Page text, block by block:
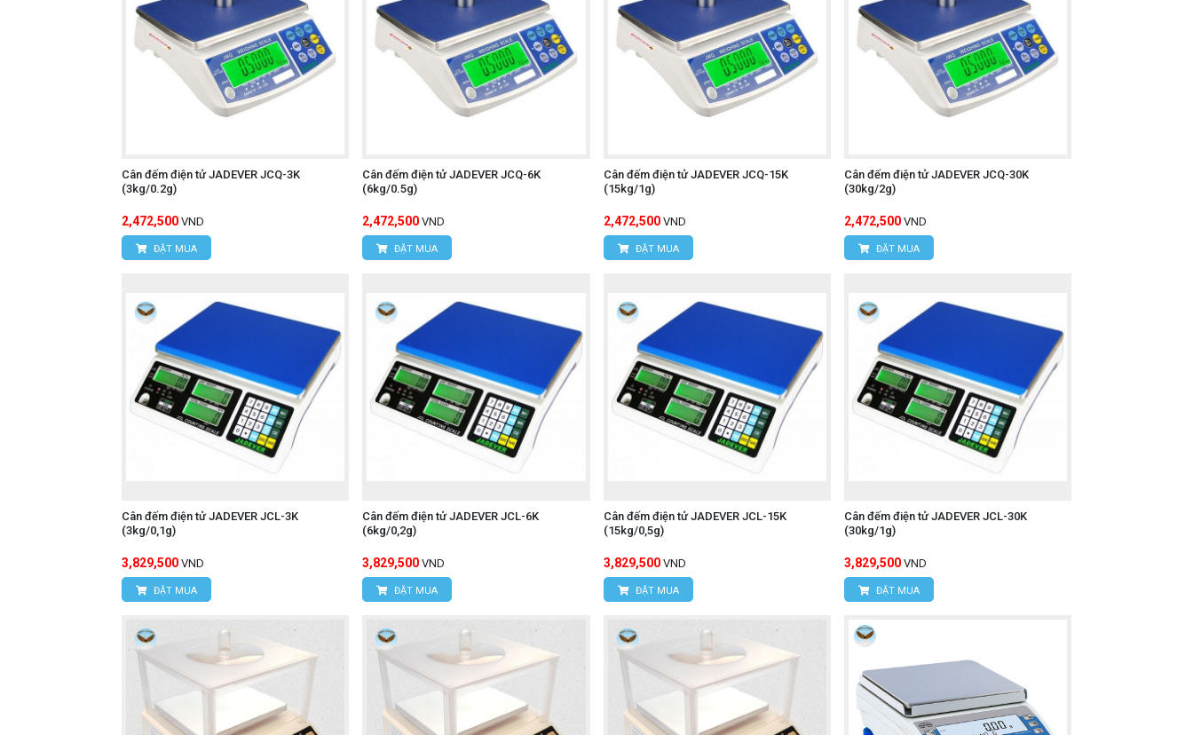
Cân đếm điện tử JADEVER JCQ-3K
(3kg/0.2g)
2,472,500 VND
ĐẶT MUA
Cân đếm điện tử JADEVER JCQ-6K
(6kg/0.5g)
2,472,500 VND
ĐẶT MUA
Cân đếm điện tử JADEVER JCQ-15K
(15kg/1g)
2,472,500 VND
ĐẶT MUA
Cân đếm điện tử JADEVER JCQ-30K
(30kg/2g)
2,472,500 VND
ĐẶT MUA
Cân đếm điện tử JADEVER JCL-3K
(3kg/0,1g)
3,829,500 VND
ĐẶT MUA
Cân đếm điện tử JADEVER JCL-6K
(6kg/0,2g)
3,829,500 VND
ĐẶT MUA
Cân đếm điện tử JADEVER JCL-15K
(15kg/0,5g)
3,829,500 VND
ĐẶT MUA
Cân đếm điện tử JADEVER JCL-30K
(30kg/1g)
3,829,500 VND
ĐẶT MUA